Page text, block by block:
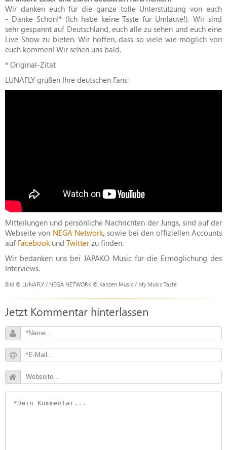
Wir danken euch für die ganze tolle Unterstützung von euch
- Danke Schon!* (Ich habe keine Taste für Umlaute!). Wir sind
sehr gespannt auf Deutschland, euch alle zu sehen und euch eine
Live Show zu bieten. Wir hoffen, dass so viele wie möglich von
euch kommen! Wir sehen uns bald.
* Original-Zitat
LUNAFLY grüßen Ihre deutschen Fans:
Mitteilungen und persönliche Nachrichten der Jungs, sind auf der
Webseite von NEGA Network, sowie bei den offiziellen Accounts
auf Facebook und Twitterzu finden.
Wir bedanken uns bei JAPAKO Music für die Ermöglichung des
Interviews.
Bild © LUNAFLY / NEGA NETWORK © Kanzen Music / My Music Taste
Jetzt Kommentar hinterlassen